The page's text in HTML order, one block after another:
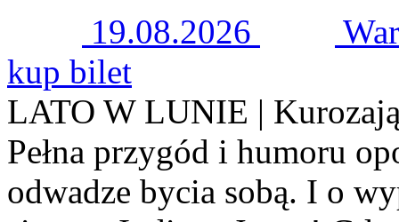
19.08.2026
kup bilet
LATO W LUNIE |
Pełna przygód i humoru
odwadze bycia sobą. I o